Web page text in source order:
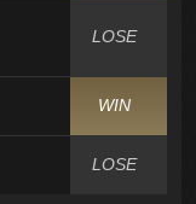
LOSE
WIN
LOSE